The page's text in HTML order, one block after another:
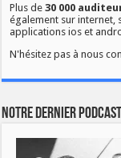
Plus de30 000
également sur internet,
applications ios et
N'hésitez pas à nous
Notre dernier